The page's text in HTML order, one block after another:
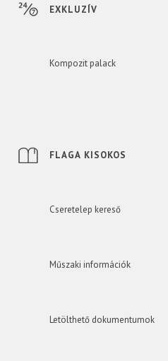
EXKLUZÍV
Kompozit palack
FLAGA KISOKOS
Cseretelep kereső
Műszaki információk
Letölthető dokumentumok